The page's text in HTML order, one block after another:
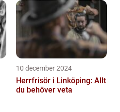
10 december 2024
Herrfrisör i Linköping: Allt
du behöver veta